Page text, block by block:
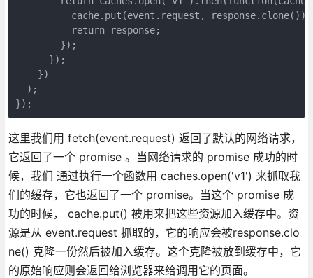
          cache.put(event.request, response.clone());
          return response;
        });
      });
    })
  );
});
这里我们用 fetch(event.request) 返回了默认的网络请求，
它返回了一个 promise 。当网络请求的 promise 成功的时
候，我们 通过执行一个函数用 caches.open('v1') 来抓取我
们的缓存，它也返回了一个 promise。当这个 promise 成
功的时候， cache.put() 被用来把这些资源加入缓存中。资
源是从 event.request 抓取的，它的响应会被response.clo
ne() 克隆一份然后被加入缓存。这个克隆被放到缓存中，它
的原始响应则会返回给浏览器来给调用它的页面。